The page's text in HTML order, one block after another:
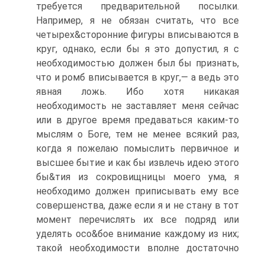
требуется предварительной посылки.
Например, я не обязан считать, что все
четырех&сторонние фигуры вписываются в
круг, однако, если бы я это допустил, я с
необходимостью должен был бы признать,
что и ромб вписывается в круг,— а ведь это
явная ложь. Ибо хотя никакая
необходимость не заставляет меня сейчас
или в другое время предаваться каким-то
мыслям о Боге, тем не менее всякий раз,
когда я пожелаю помыслить первичное и
высшее бытие и как бы извлечь идею этого
бы&тия из сокровищницы моего ума, я
необходимо должен приписывать ему все
совершенства, даже если я и не стану в тот
момент перечислять их все подряд или
уделять осо&бое внимание каждому из них;
такой необходимости вполне достаточно